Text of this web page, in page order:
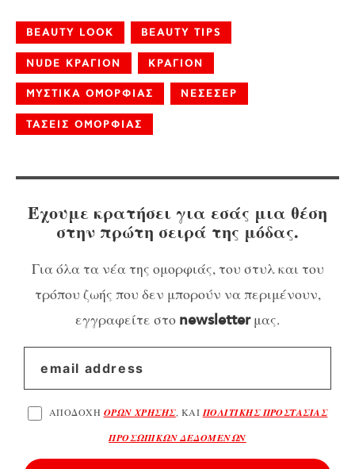
BEAUTY LOOK BEAUTY TIPS
NUDE ΚΡΑΓΙΟΝ ΚΡΑΓΙΟΝ
ΜΥΣΤΙΚΑ ΟΜΟΡΦΙΑΣ ΝΕΣΕΣΕΡ
ΤΑΣΕΙΣ ΟΜΟΡΦΙΑΣ
Έχουμε κρατήσει για εσάς μια θέση
στην πρώτη σειρά της μόδας.
Για όλα τα νέα της ομορφιάς, του στυλ και του
τρόπου ζωής που δεν μπορούν να περιμένουν,
εγγραφείτε στο newsletterμας.
ΑΠΟΔΟΧΗ ΟΡΩΝ ΧΡΗΣΗΣ, ΚΑΙ ΠΟΛΙΤΙΚΗΣ ΠΡΟΣΤΑΣΙΑΣ
ΠΡΟΣΩΠΙΚΩΝ ΔΕΔΟΜΕΝΩΝ